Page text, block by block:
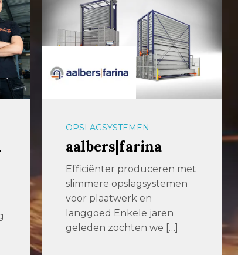
PLAATBEWERKING
Renneberg
Renneberg is een
toonaangevend
metaalbewerkingsbedrijf
met meer dan 100 jaar
ervaring. Dankzij